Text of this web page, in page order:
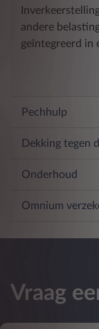
andere
geïntegreerd in
Pechhulp
Dekking tegen
Onderhoud
Omnium
Vraag